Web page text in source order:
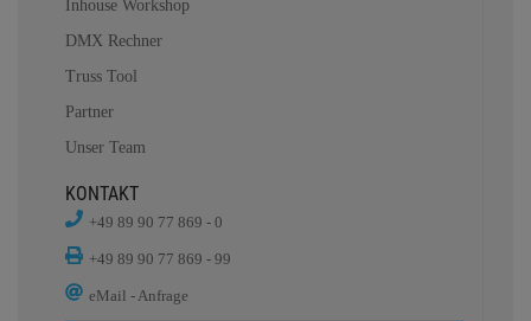
Inhouse Workshop
DMX Rechner
Truss Tool
Partner
Unser Team
KONTAKT
+49 89 90 77 869 - 0
+49 89 90 77 869 - 99
eMail - Anfrage